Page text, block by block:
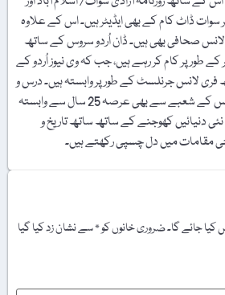
سوات ڈاٹ کام کے بھی ایڈیٹر ہیں۔ اس کے علاوہ
صحافی بھی ہیں۔ ڈان اُردو سروس کے ساتھ
کے طور پر کام کر رہے ہیں، جب کہ وی نیوز اُردو کے
فری لانس جرنلسٹ کے طور پر وابستہ ہیں۔ درس و
تدریس کے شعبے سے بھی عرصہ 25 سال سے وابستہ
نئی دنیائیں کھوجنے کے ساتھ ساتھ تاریخ و
مقامات میں دل چسپی رکھتے ہیں۔
کیا جائے گا۔ضروری خانوں کو*سے نشان زد کیا گیا